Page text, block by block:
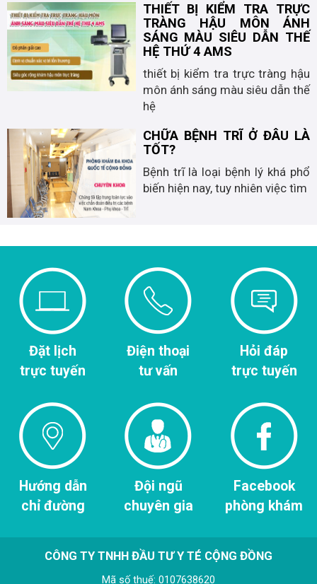
THIẾT BỊ KIỂM TRA TRỰC
TRÀNG HẬU MÔN ÁNH
SÁNG MÀU SIÊU DẪN THẾ
HỆ THỨ 4 AMS
thiết bị kiểm tra trực tràng hậu
môn ánh sáng màu siêu dẫn thế
hệ
CHỮA BỆNH TRĨ Ở ĐÂU LÀ
TỐT?
Bệnh trĩ là loại bệnh lý khá phổ
biến hiện nay, tuy nhiên việc tìm
Đặt lịch
trực tuyến
Điện thoại
tư vấn
Hỏi đáp
trực tuyến
Hướng dẫn
chỉ đường
Đội ngũ
chuyên gia
Facebook
phòng khám
CÔNG TY TNHH ĐẦU TƯ Y TÉ CỘNG ĐỒNG
Mã số thuế: 0107638620